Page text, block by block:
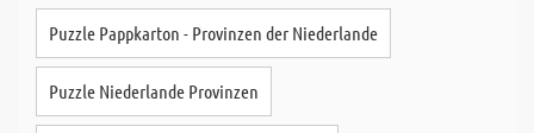
Puzzle Pappkarton - Provinzen der Niederlande
Puzzle Niederlande Provinzen